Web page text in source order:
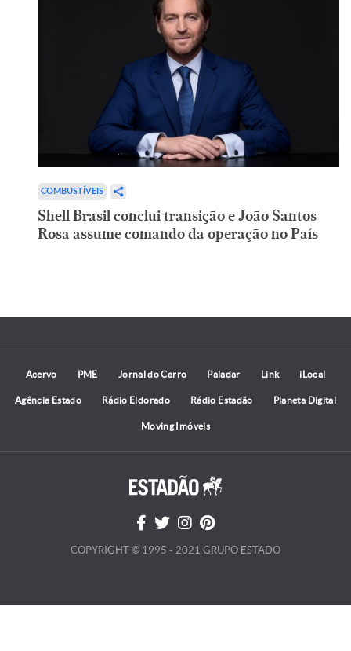
COMBUSTÍVEIS
Shell Brasil conclui transição e João Santos
Rosa assume comando da operação no País
Acervo PME Jornal do Carro Paladar Link iLocal
Agência Estado Rádio Eldorado Rádio Estadão Planeta Digital
Moving Imóveis
COPYRIGHT © 1995 - 2021 GRUPO ESTADO